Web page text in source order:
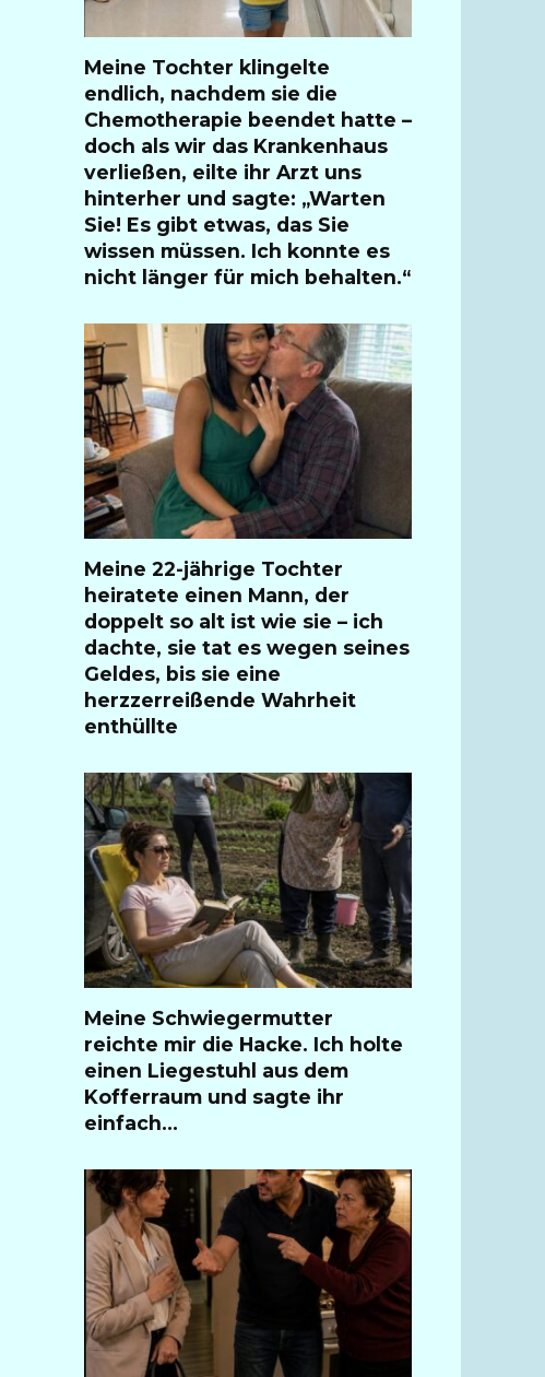
Meine Tochter klingelte
endlich, nachdem sie die
Chemotherapie beendet hatte –
doch als wir das Krankenhaus
verließen, eilte ihr Arzt uns
hinterher und sagte: „Warten
Sie! Es gibt etwas, das Sie
wissen müssen. Ich konnte es
nicht länger für mich behalten.“
Meine 22-jährige Tochter
heiratete einen Mann, der
doppelt so alt ist wie sie – ich
dachte, sie tat es wegen seines
Geldes, bis sie eine
herzzerreißende Wahrheit
enthüllte
Meine Schwiegermutter
reichte mir die Hacke. Ich holte
einen Liegestuhl aus dem
Kofferraum und sagte ihr
einfach…